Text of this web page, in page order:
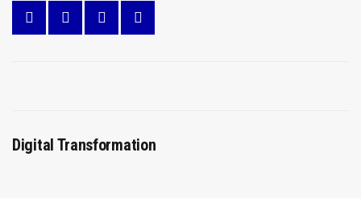
Digital Transformation